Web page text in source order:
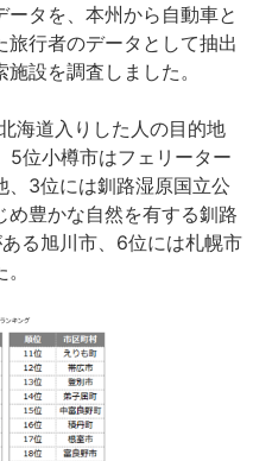
タを、本州から自動車と
行者のデータとして抽出
設を調査しました。
海道入りした人の目的地
位小樽市はフェリーター
、3位には釧路湿原国立公
め豊かな自然を有する釧路
る旭川市、6位には札幌市